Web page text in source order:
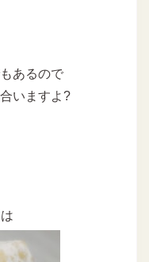
あるので
いますよ?
は